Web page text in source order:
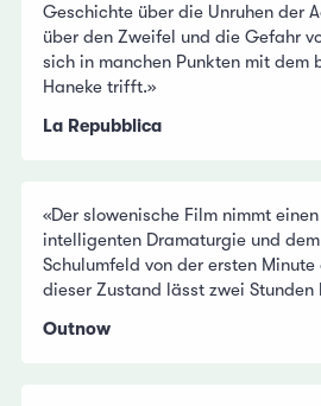
Geschichte über die Unruhen der
über den Zweifel und die Gefahr
sich in manchen Punkten mit dem
Haneke trifft.»
La Repubblica
«Der slowenische Film nimmt
intelligenten Dramaturgie und
Schulumfeld von der ersten
dieser Zustand lässt zwei
Outnow